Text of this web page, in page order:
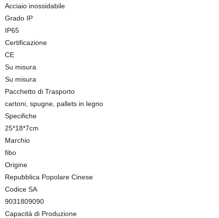
Acciaio inossidabile
Grado IP
IP65
Certificazione
CE
Su misura
Su misura
Pacchetto di Trasporto
cartoni, spugne, pallets in legno
Specifiche
25*18*7cm
Marchio
fibo
Origine
Repubblica Popolare Cinese
Codice SA
9031809090
Capacità di Produzione